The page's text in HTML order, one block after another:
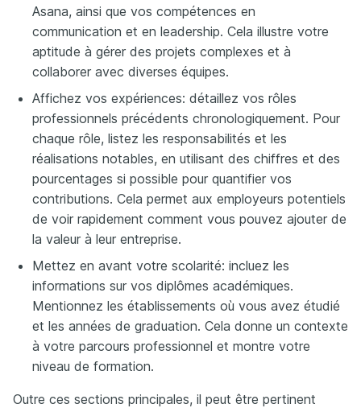
Asana, ainsi que vos compétences en
communication et en leadership. Cela illustre votre
aptitude à gérer des projets complexes et à
collaborer avec diverses équipes.
Affichez vos expériences: détaillez vos rôles
professionnels précédents chronologiquement. Pour
chaque rôle, listez les responsabilités et les
réalisations notables, en utilisant des chiffres et des
pourcentages si possible pour quantifier vos
contributions. Cela permet aux employeurs potentiels
de voir rapidement comment vous pouvez ajouter de
la valeur à leur entreprise.
Mettez en avant votre scolarité: incluez les
informations sur vos diplômes académiques.
Mentionnez les établissements où vous avez étudié
et les années de graduation. Cela donne un contexte
à votre parcours professionnel et montre votre
niveau de formation.
Outre ces sections principales, il peut être pertinent